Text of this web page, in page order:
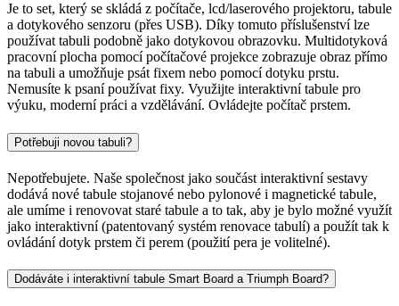
Je to set, který se skládá z počítače, lcd/laserového projektoru, tabule
a dotykového senzoru (přes USB). Díky tomuto příslušenství lze
používat tabuli podobně jako dotykovou obrazovku. Multidotyková
pracovní plocha pomocí počítačové projekce zobrazuje obraz přímo
na tabuli a umožňuje psát fixem nebo pomocí dotyku prstu.
Nemusíte k psaní používat fixy. Využijte interaktivní tabule pro
výuku, moderní práci a vzdělávání. Ovládejte počítač prstem.
Potřebuji novou tabuli?
Nepotřebujete. Naše společnost jako součást interaktivní sestavy
dodává nové tabule stojanové nebo pylonové i magnetické tabule,
ale umíme i renovovat staré tabule a to tak, aby je bylo možné využít
jako interaktivní (patentovaný systém renovace tabulí) a použít tak k
ovládání dotyk prstem či perem (použití pera je volitelné).
Dodáváte i interaktivní tabule Smart Board a Triumph Board?